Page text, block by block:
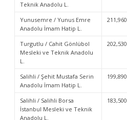
Teknik Anadolu L.
Yunusemre / Yunus Emre
Anadolu İmam Hatip L.
211,960
Turgutlu / Cahit Gönlübol
Mesleki ve Teknik Anadolu
L.
202,530
Salihli / Şehit Mustafa Serin
Anadolu İmam Hatip L.
199,890
Salihli / Salihli Borsa
İstanbul Mesleki ve Teknik
Anadolu L.
183,500